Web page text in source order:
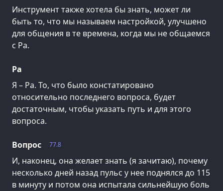
Инструмент также хотела бы знать, может ли
быть то, что мы называем настройкой, улучшено
для общения в те времена, когда мы не общаемся
с Ра.
Ра
Я – Ра. То, что было констатировано
относительно последнего вопроса, будет
достаточным, чтобы указать путь и для этого
вопроса.
77.8
Вопрос
И, наконец, она желает знать (я зачитаю), почему
несколько дней назад пульс у нее поднялся до 115
в минуту и потом она испытала сильнейшую боль